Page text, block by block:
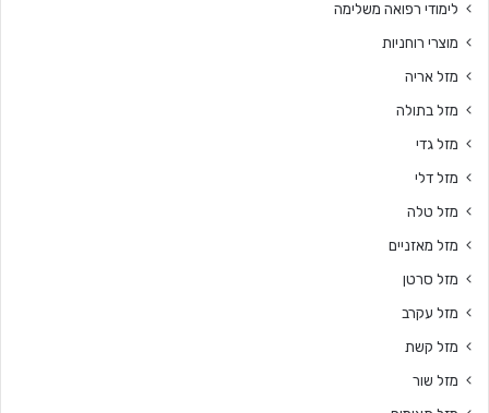
לימודי רפואה משלימה
מוצרי רוחניות
מזל אריה
מזל בתולה
מזל גדי
מזל דלי
מזל טלה
מזל מאזניים
מזל סרטן
מזל עקרב
מזל קשת
מזל שור